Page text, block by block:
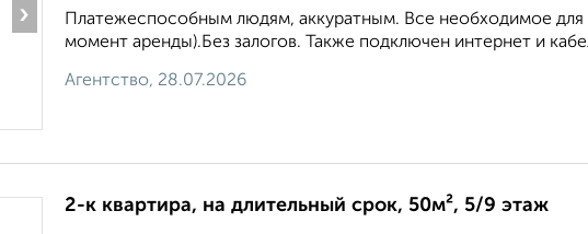
›
Платежеспособным людям, аккуратным. Все необходимое для
момент аренды).Без залогов. Также подключен интернет и
Агентство, 28.07.2026
2-к квартира, на длительный срок, 50м², 5/9 этаж